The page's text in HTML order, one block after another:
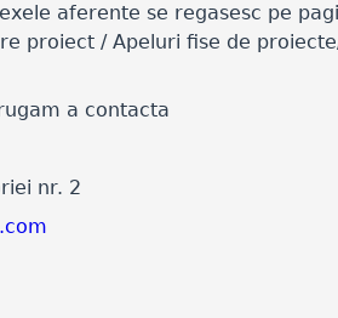
aferente se regasesc pe
proiect / Apeluri fise de
a contacta
nr. 2